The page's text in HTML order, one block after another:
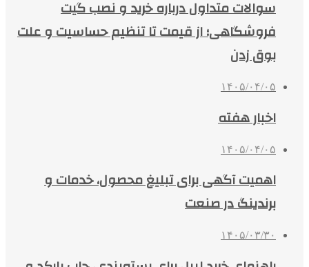
سوالات متداول درباره خرید و نصب گیت
فروشگاهی؛ از قیمت تا تنظیم حساسیت و علت
بوق زدن
۱۴۰۵/۰۴/۰۵
اخبار هفته
۱۴۰۵/۰۴/۰۵
اهمیت آگهی برای تبلیغ محصول، خدمات و
برندینگ در صنعت
۱۴۰۵/۰۳/۳۰